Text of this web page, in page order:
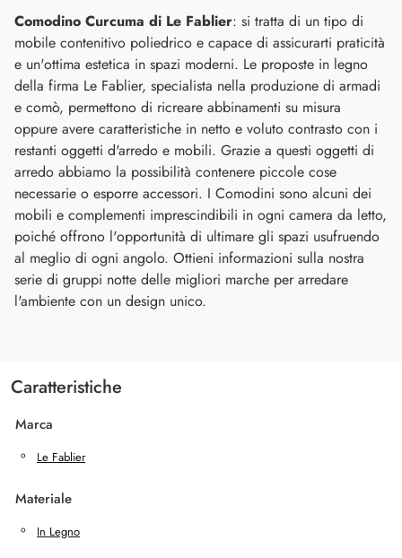
Comodino Curcuma di Le Fablier: si tratta di un tipo di
mobile contenitivo poliedrico e capace di assicurarti praticità
e un'ottima estetica in spazi moderni. Le proposte in legno
della firma Le Fablier, specialista nella produzione di armadi
e comò, permettono di ricreare abbinamenti su misura
oppure avere caratteristiche in netto e voluto contrasto con i
restanti oggetti d'arredo e mobili. Grazie a questi oggetti di
arredo abbiamo la possibilità contenere piccole cose
necessarie o esporre accessori. I Comodini sono alcuni dei
mobili e complementi imprescindibili in ogni camera da letto,
poiché offrono l'opportunità di ultimare gli spazi usufruendo
al meglio di ogni angolo. Ottieni informazioni sulla nostra
serie di gruppi notte delle migliori marche per arredare
l'ambiente con un design unico.
Caratteristiche
Marca
Le Fablier
Materiale
In Legno